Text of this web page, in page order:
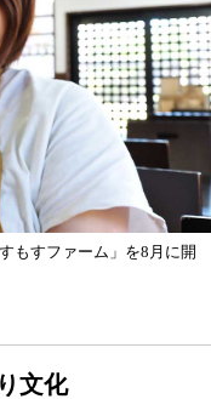
もすファーム」を8月に開
文化